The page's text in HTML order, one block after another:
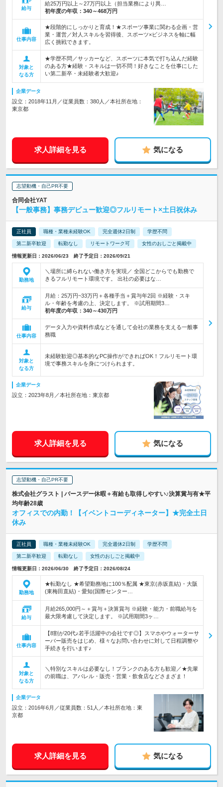
給与
給25万円以上～27万円以上（担当業務により異…
初年度の年収： 340～468万円
仕事内容
★段階的にしっかりと育成！★スポーツ事業に関わる企画・営
業・運営／対人スキルを習得後、スポーツ×ビジネスを軸に幅
広く挑戦できます。
対象と
なる方
★学歴不問／サッカーなど、スポーツに本気で打ち込んだ経験
のある方★経験・スキルは一切不問！好きなことを仕事にした
い第二新卒・未経験者大歓迎♪
企業データ
設立：2018年11月／従業員数：380人／本社所在地：
東京都
求人詳細を見る 気になる
志望動機・自己PR不要
合同会社YAT
【一般事務】事務デビュー歓迎◎フルリモート×土日祝休み
正社員 職種・業種未経験OK 完全週休2日制 学歴不問
第二新卒歓迎 転勤なし リモートワーク可 女性のおしごと掲載中
情報更新日：2026/06/23 終了予定日：2026/09/21
勤務地
＼場所に縛られない働き方を実現／ 全国どこからでも勤務で
きるフルリモート環境です。 出社の必要はな…
給与
月給：25万円~33万円＋各種手当＋賞与年2回 ※経験・スキ
ル・年齢を考慮の上、決定します。 ※試用期間3…
初年度の年収： 340～430万円
仕事内容
データ入力や資料作成などを通して会社の業務を支える一般事
務職
対象と
なる方
未経験歓迎◎基本的なPC操作ができればOK！フルリモート環
境で事務スキルを身につけられます。
企業データ
設立：2023年8月／本社所在地：東京都
求人詳細を見る 気になる
志望動機・自己PR不要
株式会社グラスト | バースデー休暇＋有給も取得しやすい♪決算賞与有★平
均年齢28歳
オフィスでの内勤！【イベントコーディネーター】★完全土日
休み
正社員 職種・業種未経験OK 完全週休2日制 学歴不問
第二新卒歓迎 転勤なし 女性のおしごと掲載中
情報更新日：2026/06/30 終了予定日：2026/08/24
勤務地
★転勤なし ★希望勤務地に100％配属 ★東京(赤坂直結)・大阪
(東梅田直結)・愛知(国際センター…
給与
月給265,000円～＋賞与＋決算賞与 ※経験・能力・前職給与を
最大限考慮して決定します。 ※試用期間3ヶ…
仕事内容
【8割が20代♪若手活躍中の会社です◎】スマホやウォーターサ
ーバー販売をはじめ、様々なお問い合わせに対して日程調整や
手続きを行います♪
対象と
なる方
＼特別なスキルは必要なし！ブランクのある方も歓迎／★先輩
の前職は、アパレル・販売・営業・飲食店などさまざま！
企業データ
設立：2016年6月／従業員数：51人／本社所在地：東
京都
求人詳細を見る 気になる